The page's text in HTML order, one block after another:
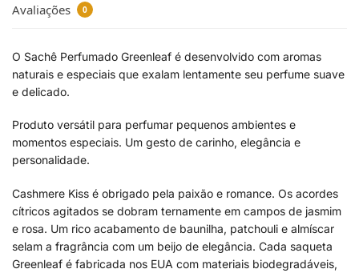
Avaliações 0
O Sachê Perfumado Greenleaf é desenvolvido com aromas
naturais e especiais que exalam lentamente seu perfume suave
e delicado.
Produto versátil para perfumar pequenos ambientes e
momentos especiais. Um gesto de carinho, elegância e
personalidade.
Cashmere Kiss é obrigado pela paixão e romance. Os acordes
cítricos agitados se dobram ternamente em campos de jasmim
e rosa. Um rico acabamento de baunilha, patchouli e almíscar
selam a fragrância com um beijo de elegância. Cada saqueta
Greenleaf é fabricada nos EUA com materiais biodegradáveis,